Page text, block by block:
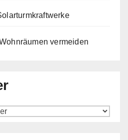
vermeiden